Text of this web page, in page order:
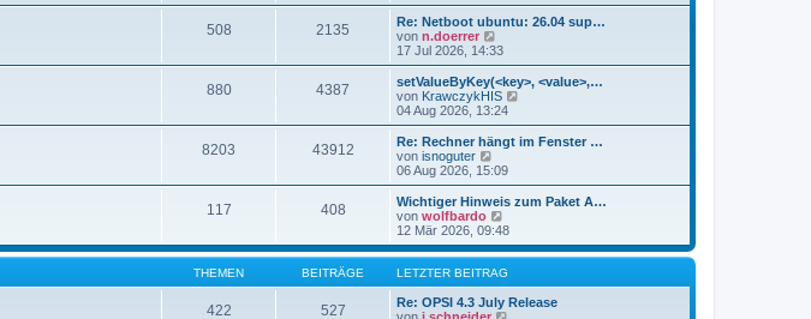
u
e
s
t
r
B
e
i
r
a
g
508 2135
Re: Netboot ubuntu: 26.04 sup…
von n.doerrer
e
u
e
s
t
B
e
i
r
a
g
17 Jul 2026, 14:33
880 4387
setValueByKey(<key>, <value>,…
von KrawczykHIS
u
e
B
t
g
04 Aug 2026, 13:24
8203 43912
Re: Rechner hängt im Fenster …
von isnoguter
e
u
e
s
t
r
B
e
i
t
06 Aug 2026, 15:09
117 408
Wichtiger Hinweis zum Paket A…
von wolfbardo
e
u
e
s
t
e
r
12 Mär 2026, 09:48
THEMEN BEITRÄGE LETZTER BEITRAG
422 527
Re: OPSI 4.3 July Release